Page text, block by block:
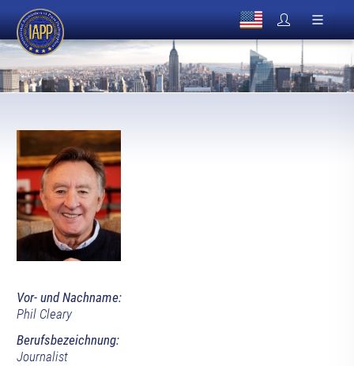
Vor- und Nachname:
Phil Cleary
Berufsbezeichnung:
Journalist